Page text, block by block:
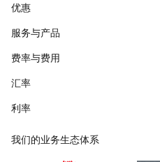
优惠
服务与产品
费率与费用
汇率
利率
我们的业务生态体系